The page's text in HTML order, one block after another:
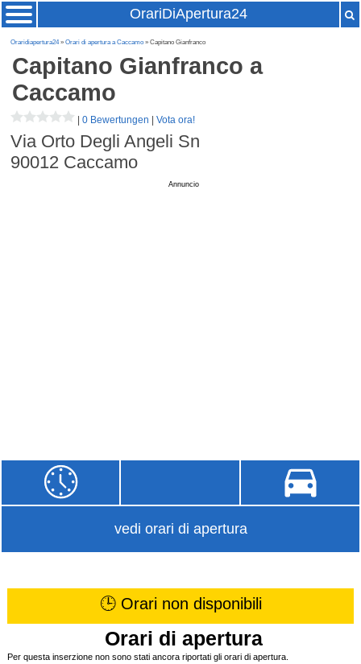
OrariDiApertura24
Oraridiapertura24»Orari di apertura a Caccamo » Capitano Gianfranco
Capitano Gianfranco a
Caccamo
|0 Bewertungen |Vota ora!
Via Orto Degli Angeli Sn
90012 Caccamo
Annuncio
vedi orari di apertura
🕒 Orari non disponibili
Orari di apertura
Per questa inserzione non sono stati ancora riportati gli orari di apertura.